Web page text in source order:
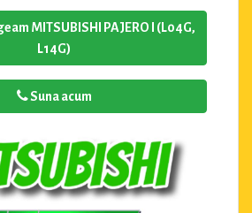
MITSUBISHI PAJERO I (L04G,
L14G)
Suna acum